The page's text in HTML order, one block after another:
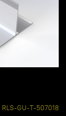
RLS-GU-T-507018